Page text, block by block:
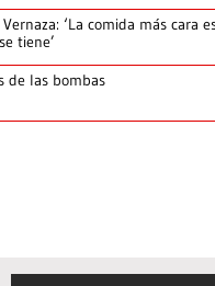
‘La comida más cara
tiene’
de las bombas